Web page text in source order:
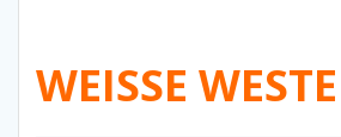
WEISSE WESTE